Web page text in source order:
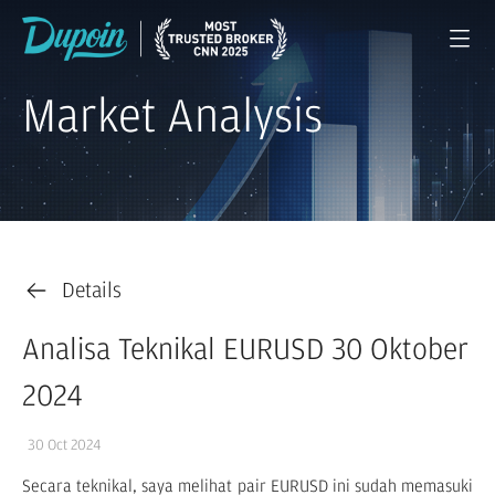
Market Analysis
Details
Analisa Teknikal EURUSD 30 Oktober
2024
30 Oct 2024
Secara teknikal, saya melihat pair EURUSD ini sudah memasuki